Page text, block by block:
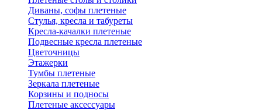
Диваны, софы плетеные
Стулья, кресла и табуреты
Кресла-качалки плетеные
Подвесные кресла плетеные
Цветочницы
Этажерки
Тумбы плетеные
Зеркала плетеные
Корзины и подносы
Плетеные аксессуары